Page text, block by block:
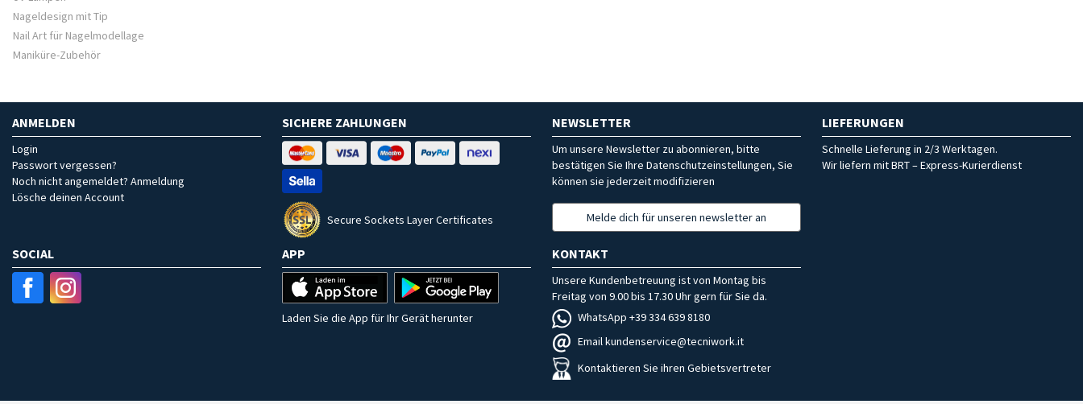
Nageldesign mit Tip
Nail Art für Nagelmodellage
Maniküre-Zubehör
ANMELDEN
Login
Passwort vergessen?
Noch nicht angemeldet? Anmeldung
Lösche deinen Account
SICHERE ZAHLUNGEN
Secure Sockets Layer Certificates
NEWSLETTER
Um unsere Newsletter zu abonnieren, bitte
bestätigen Sie Ihre Datenschutzeinstellungen, Sie
können sie jederzeit modifizieren
Melde dich für unseren newsletter an
LIEFERUNGEN
Schnelle Lieferung in 2/3 Werktagen.
Wir liefern mit BRT – Express-Kurierdienst
SOCIAL APP
Laden Sie die App für Ihr Gerät herunter
KONTAKT
Unsere Kundenbetreuung ist von Montag bis
Freitag von 9.00 bis 17.30 Uhr gern für Sie da.
WhatsApp +39 334 639 8180
Email kundenservice@tecniwork.it
Kontaktieren Sie ihren Gebietsvertreter